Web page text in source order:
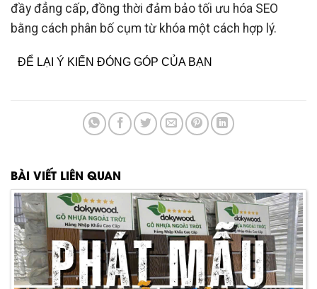
đầy đẳng cấp, đồng thời đảm bảo tối ưu hóa SEO
bằng cách phân bố cụm từ khóa một cách hợp lý.
ĐỂ LẠI Ý KIẾN ĐÓNG GÓP CỦA BẠN
BÀI VIẾT LIÊN QUAN